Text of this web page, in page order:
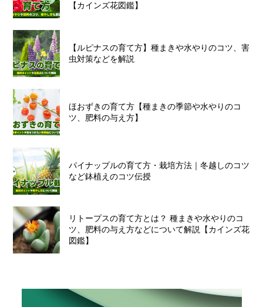
【カインズ花図鑑】
【ルピナスの育て方】種まきや水やりのコツ、害
虫対策などを解説
ほおずきの育て方【種まきの季節や水やりのコ
ツ、肥料の与え方】
パイナップルの育て方・栽培方法｜冬越しのコツ
など鉢植えのコツ伝授
リトープスの育て方とは？ 種まきや水やりのコ
ツ、肥料の与え方などについて解説【カインズ花
図鑑】